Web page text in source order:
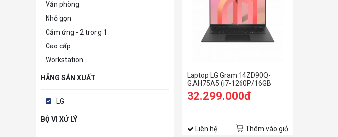
Văn phòng
Nhỏ gọn
Cảm ứng - 2 trong 1
Cao cấp
Workstation
HÃNG SẢN XUẤT
LG
BỘ VI XỬ LÝ
Laptop LG Gram 14ZD90Q-
G.AH75A5 (i7-1260P/16GB
RAM/512GB SSD/14.0 inch
WUXGA/Win11/Đen) (2022)
32.299.000đ
Liên hệ Thêm vào giỏ